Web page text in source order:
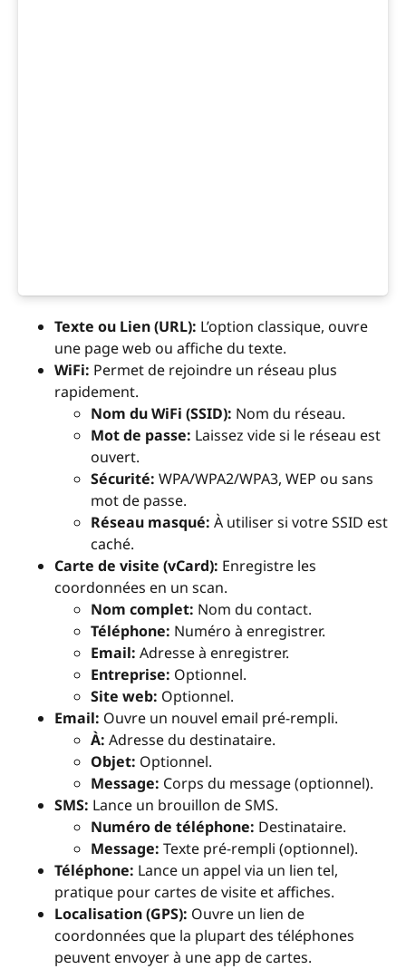
Texte ou Lien (URL): L’option classique, ouvre
une page web ou affiche du texte.
WiFi: Permet de rejoindre un réseau plus
rapidement.
Nom du WiFi (SSID): Nom du réseau.
Mot de passe: Laissez vide si le réseau est
ouvert.
Sécurité: WPA/WPA2/WPA3, WEP ou sans
mot de passe.
Réseau masqué: À utiliser si votre SSID est
caché.
Carte de visite (vCard): Enregistre les
coordonnées en un scan.
Nom complet: Nom du contact.
Téléphone: Numéro à enregistrer.
Email: Adresse à enregistrer.
Entreprise: Optionnel.
Site web: Optionnel.
Email: Ouvre un nouvel email pré-rempli.
À: Adresse du destinataire.
Objet: Optionnel.
Message: Corps du message (optionnel).
SMS: Lance un brouillon de SMS.
Numéro de téléphone: Destinataire.
Message: Texte pré-rempli (optionnel).
Téléphone: Lance un appel via un lien tel,
pratique pour cartes de visite et affiches.
Localisation (GPS): Ouvre un lien de
coordonnées que la plupart des téléphones
peuvent envoyer à une app de cartes.